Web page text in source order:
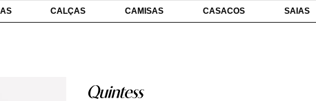
CALÇAS CAMISAS CASACOS SAIAS